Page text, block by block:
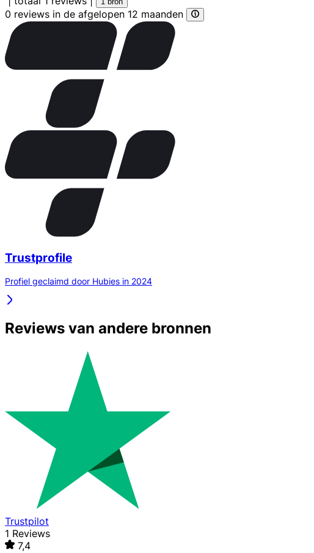
0 reviews in de afgelopen 12 maanden
Trustprofile
Profiel geclaimd door Hubies in 2024
Reviews van andere bronnen
Trustpilot
1 Reviews
7,4